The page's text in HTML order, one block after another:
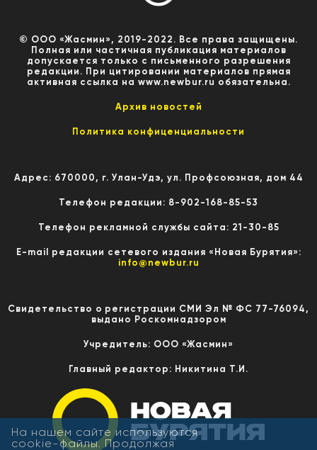
© ООО «Жасмин», 2019-2022. Все права защищены.
Полная или частичная публикация материалов
допускается только с письменного разрешения
редакции. При цитировании материалов прямая
активная ссылка на www.newbur.ru обязательна.
Архив новостей
Политика конфиценциальности
Адрес: 670000, г. Улан-Удэ, ул. Профсоюзная, дом 44
Телефон редакции: 8-902-168-85-53
Телефон рекламной службы сайта: 21-30-85
E-mail редакции сетевого издания «Новая Бурятия»:
info@newbur.ru
Свидетельство о регистрации СМИ Эл № ФС 77-76094,
выдано Роскомнадзором
Учредитель: ООО «Жасмин»
Главный редактор: Никитина Т.И.
На нашем сайте используются
cookie-файлы. Продолжая